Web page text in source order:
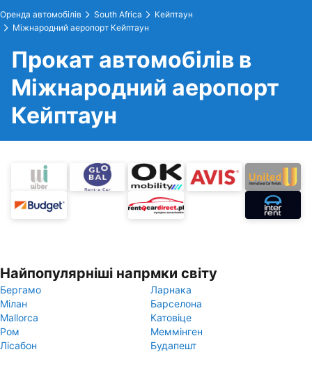
Оренда автомобілів South Africa
Кейптаун
Міжнародний аеропорт Кейптаун
Прокат автомобілів в
Міжнародний аеропорт
Кейптаун
Найпопулярніші напрмки світу
Бергамо
Ларнака
Мілан
Барселона
Mallorca
Катовіце
Ром
Меммінген
Лісабон
Будапешт